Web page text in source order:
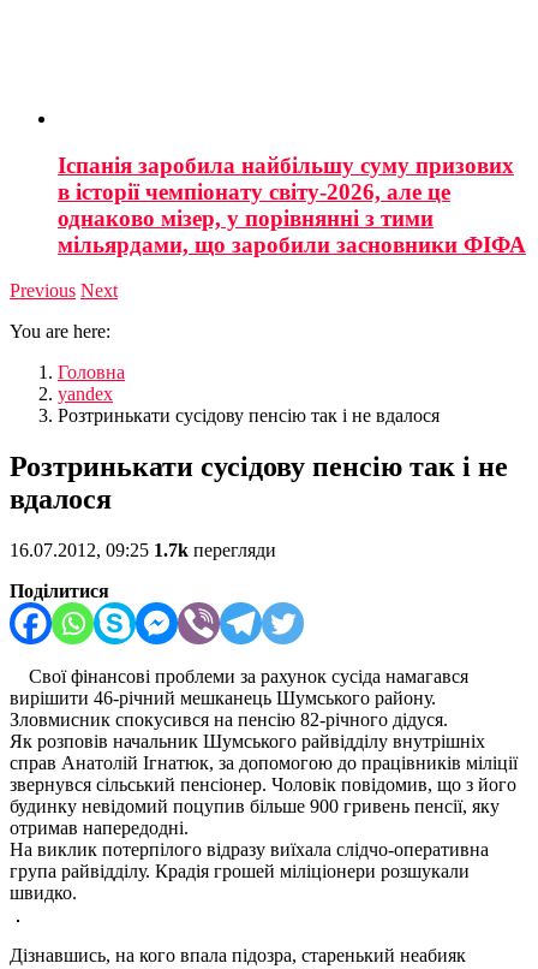
Іспанія заробила найбільшу суму призових
в історії чемпіонату світу-2026, але це
однаково мізер, у порівнянні з тими
мільярдами, що заробили засновники ФІФА
Previous Next
You are here:
Головна
yandex
Розтринькати сусідову пенсію так і не вдалося
Розтринькати сусідову пенсію так і не
вдалося
16.07.2012, 09:25 1.7k перегляди
Поділитися
Свої фінансові проблеми за рахунок сусіда намагався
вирішити 46-річний мешканець Шумського району.
Зловмисник спокусився на пенсію 82-річного дідуся.
Як розповів начальник Шумського райвідділу внутрішніх
справ Анатолій Ігнатюк, за допомогою до працівників міліції
звернувся сільський пенсіонер. Чоловік повідомив, що з його
будинку невідомий поцупив більше 900 гривень пенсії, яку
отримав напередодні.
На виклик потерпілого відразу виїхала слідчо-оперативна
група райвідділу. Крадія грошей міліціонери розшукали
швидко.
Дізнавшись, на кого впала підозра, старенький неабияк